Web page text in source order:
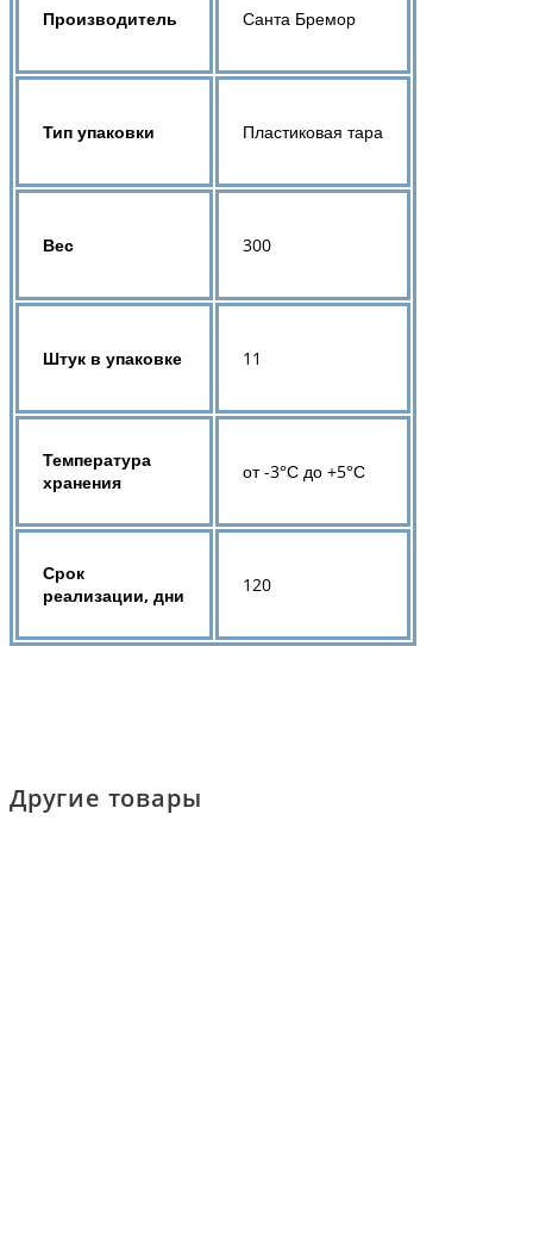
Производитель Санта Бремор
Тип упаковки Пластиковая тара
Вес 300
Штук в упаковке 11
Температура
хранения
от -3°С до +5°С
Срок
реализации, дни
120
Другие товары